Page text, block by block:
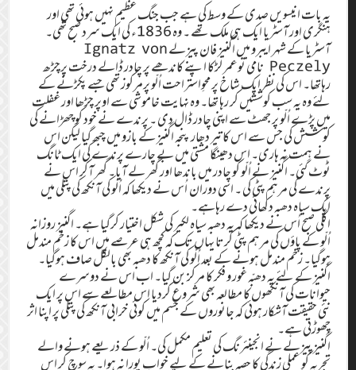
یہ بات انیسویں صدی کے وسط کی ہے جب جنگ عظیم نہیں ہوئی تھی اور
ہنگری اور آسٹریا ایک ہی ملک تھے ۔ وہ 1836ء کی ایک سرد صبح تھی۔
آسٹریا کے شہر ایبرو میں اگنیز فان پیزلے Ignatz von
Peczely نامی نوعمر لڑکا اپنے کاندھے پر چادر ڈالے درخت پرچڑھ
رہاتھا۔ اس کی نظر ایک شاخ پر محوِاستراحت اُلّو پرمرکوز تھی جسے پکڑنے کے
لئے وہ یہ سب کوششیں کر رہا تھا۔ وہ نہایت خاموشی سے اوپر چڑھا اور غفلت
میں پڑے اُلّو پر جھٹ سے اپنی چادر ڈال دی ۔ پرندے نے خود کو چھڑانے کی
کوشش کی جس سے اس کا تیر دھار پنجہ اگنیز کے بازو میں چبھ گیا لیکن اس
نے ہمت نہ ہاری۔ اس دھینگا مشتی میں بے چارے پرندے کی ایک ٹانگ
ٹوٹ گئی۔ اگنیز نے اُلّو کو چادر میں باندھا اور گھر لے آیا۔ گھر آکر اس نے
پرندے کی مرہم پٹی کی ۔ اسی دوران اُس نے دیکھا کہ اُلّو کی آنکھ کی پتلی میں
ایک سیاہ دھبہ دکھائی دے رہاہے۔
اگلی صبح اُس نے دیکھا کہ یہ دھبہ سیاہ لکیر کی شکل اختیار کرگیا ہے۔ اگنیز روزانہ
اُلّو کے پاؤں کی مرہم پٹی کرتا یہاں تک کہ کچھ ہی عرصے میں اس کا زخم مندمل
ہوگیا۔ زخم مندمل ہونے کے بعد اُلّو کی آنکھ کا دھبہ بھی بالکل صاف ہوگیا۔
اگنیز کے لئے یہ دھبّہ غور و فکر کا مرکز بن گیا۔ اب اس نے دوسرے
حیوانات کی آنکھوں کا مطالعہ بھی شروع کردیا اس مطالعے سے اس پر ایک
نئی حقیقت آشکار ہوئی کہ جانوروں کے جسم میں کوئی خرابی آنکھ کی پتلی پر اپنا اثر
چھوڑتی ہے۔
اگنیز پیزلے نے انجینئرنگ کی تعلیم مکمل کی۔ اُلّو کے ذریعے ہونے والے
تجربہ کو عملی زندگی کا حصہ بنانے کے لیے خواب پورا نہ ہوا۔ یہ سوچ کر اس